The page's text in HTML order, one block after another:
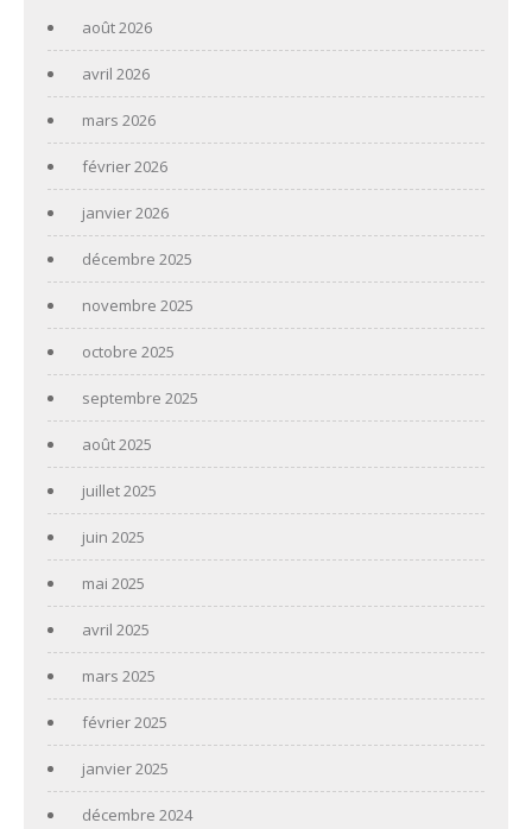
août 2026
avril 2026
mars 2026
février 2026
janvier 2026
décembre 2025
novembre 2025
octobre 2025
septembre 2025
août 2025
juillet 2025
juin 2025
mai 2025
avril 2025
mars 2025
février 2025
janvier 2025
décembre 2024